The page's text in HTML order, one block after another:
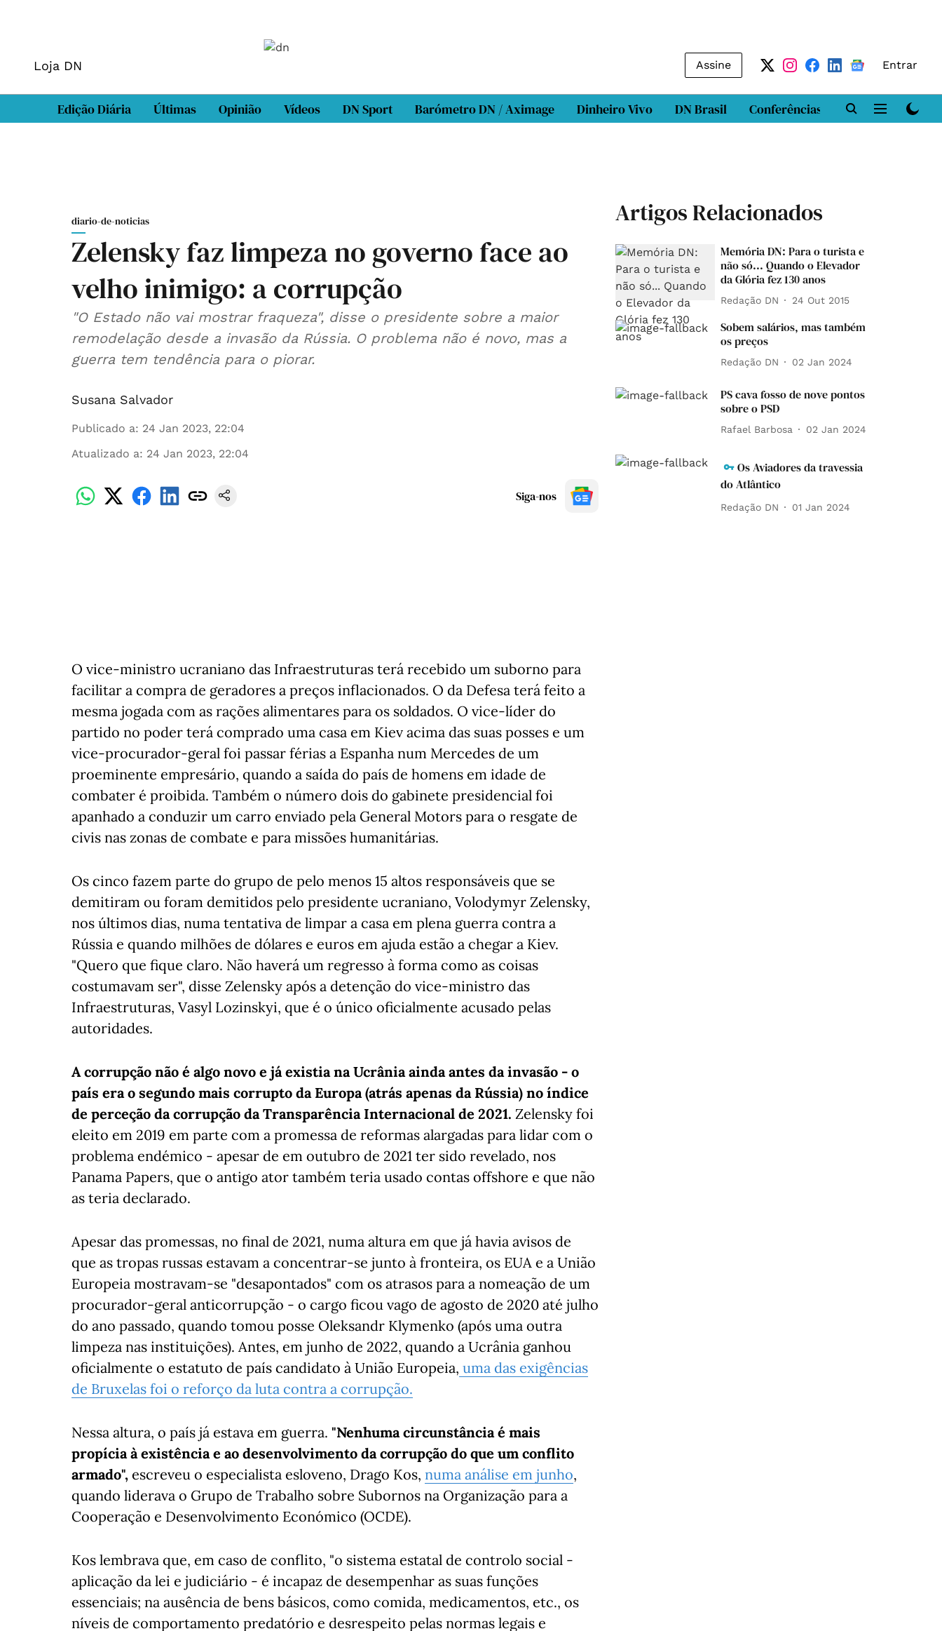
Loja DN Assine Entrar
Edição Diária Últimas Opinião Vídeos DN Sport Barómetro DN / Aximage Dinheiro Vivo DN Brasil Conferências DN LAB
diario-de-noticias
Zelensky faz limpeza no governo face ao
velho inimigo: a corrupção
"O Estado não vai mostrar fraqueza", disse o presidente sobre a maior
remodelação desde a invasão da Rússia. O problema não é novo, mas a
guerra tem tendência para o piorar.
Susana Salvador
Publicado a: 24 Jan 2023, 22:04
Atualizado a: 24 Jan 2023, 22:04
Siga-nos
O vice-ministro ucraniano das Infraestruturas terá recebido um suborno para
facilitar a compra de geradores a preços inflacionados. O da Defesa terá feito a
mesma jogada com as rações alimentares para os soldados. O vice-líder do
partido no poder terá comprado uma casa em Kiev acima das suas posses e um
vice-procurador-geral foi passar férias a Espanha num Mercedes de um
proeminente empresário, quando a saída do país de homens em idade de
combater é proibida. Também o número dois do gabinete presidencial foi
apanhado a conduzir um carro enviado pela General Motors para o resgate de
civis nas zonas de combate e para missões humanitárias.
Os cinco fazem parte do grupo de pelo menos 15 altos responsáveis que se
demitiram ou foram demitidos pelo presidente ucraniano, Volodymyr Zelensky,
nos últimos dias, numa tentativa de limpar a casa em plena guerra contra a
Rússia e quando milhões de dólares e euros em ajuda estão a chegar a Kiev.
"Quero que fique claro. Não haverá um regresso à forma como as coisas
costumavam ser", disse Zelensky após a detenção do vice-ministro das
Infraestruturas, Vasyl Lozinskyi, que é o único oficialmente acusado pelas
autoridades.
A corrupção não é algo novo e já existia na Ucrânia ainda antes da invasão - o
país era o segundo mais corrupto da Europa (atrás apenas da Rússia) no índice
de perceção da corrupção da Transparência Internacional de 2021. Zelensky foi
eleito em 2019 em parte com a promessa de reformas alargadas para lidar com o
problema endémico - apesar de em outubro de 2021 ter sido revelado, nos
Panama Papers, que o antigo ator também teria usado contas offshore e que não
as teria declarado.
Apesar das promessas, no final de 2021, numa altura em que já havia avisos de
que as tropas russas estavam a concentrar-se junto à fronteira, os EUA e a União
Europeia mostravam-se "desapontados" com os atrasos para a nomeação de um
procurador-geral anticorrupção - o cargo ficou vago de agosto de 2020 até julho
do ano passado, quando tomou posse Oleksandr Klymenko (após uma outra
limpeza nas instituições). Antes, em junho de 2022, quando a Ucrânia ganhou
oficialmente o estatuto de país candidato à União Europeia, uma das exigências
de Bruxelas foi o reforço da luta contra a corrupção.
Nessa altura, o país já estava em guerra. "Nenhuma circunstância é mais
propícia à existência e ao desenvolvimento da corrupção do que um conflito
armado", escreveu o especialista esloveno, Drago Kos, numa análise em junho,
quando liderava o Grupo de Trabalho sobre Subornos na Organização para a
Cooperação e Desenvolvimento Económico (OCDE).
Kos lembrava que, em caso de conflito, "o sistema estatal de controlo social -
aplicação da lei e judiciário - é incapaz de desempenhar as suas funções
essenciais; na ausência de bens básicos, como comida, medicamentos, etc., os
níveis de comportamento predatório e desrespeito pelas normas legais e
Artigos Relacionados
Memória DN: Para o turista e
não só... Quando o Elevador
da Glória fez 130 anos
Redação DN 24 Out 2015
Sobem salários, mas também
os preços
Redação DN 02 Jan 2024
PS cava fosso de nove pontos
sobre o PSD
Rafael Barbosa 02 Jan 2024
Os Aviadores da travessia
do Atlântico
Redação DN 01 Jan 2024